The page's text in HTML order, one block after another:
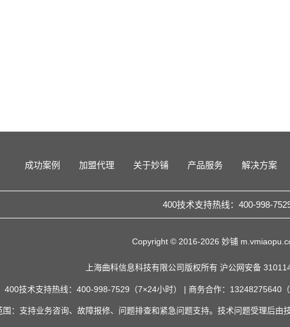
成功案例 加盟代理 关于妙铺 产品服务 解决方案
400技术支持热线：400-998-
Copyright © 2016-2026 妙铺
上海曲科信息科技有限公司版权所有 沪公网安备
400技术支持热线：400-998-7529（7×24小时） | 商务合作：13248275640
围：支持业务咨询、故障报修、问题排查和紧急问题支持。技术问题受理后由